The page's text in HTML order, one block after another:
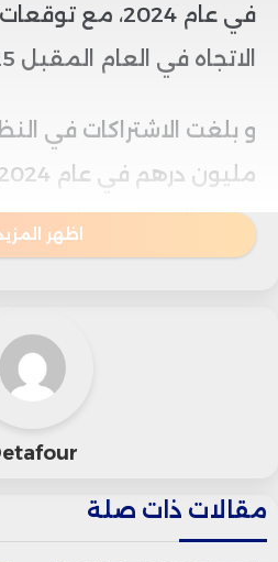
في عام 2024، مع
الاتجاه في العام المقبل 2025.
يعكس توسعاً في قاعدة
ومع ذلك، شهدت النفقات
النظام ينفق أكثر مما
نتيجة لهذا العجز، سجل
اظهر
مقالات ذات صلة